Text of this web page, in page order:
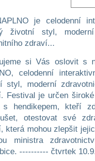
je celodenní
životní styl,
zdraví...
si Vás oslovit s
celodenní
styl, moderní
Festival je určen
s hendikepem, kteří
otestovat své
která mohou zlepšit
ministra
---------- čtvrtek